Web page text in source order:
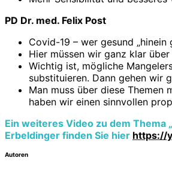
PD Dr. med. Felix Post
Covid-19 – wer gesund
Hier müssen wir ganz klar
Wichtig ist, mögliche
substituieren. Dann gehen wir
Man muss über diese Themen
haben wir einen sinnvollen
Ein weiteres Video zu dem Thema
Erbeldinger finden Sie hier https://
Autoren